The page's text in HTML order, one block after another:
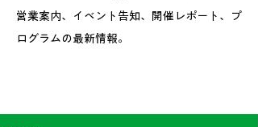
営業案内、イベント告知、開催レポート、プ
ログラムの最新情報。